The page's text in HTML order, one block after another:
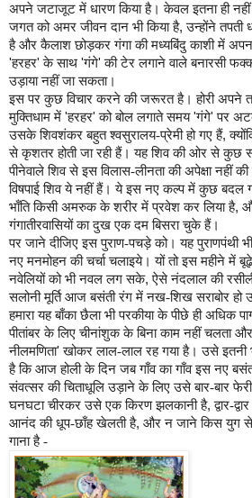
अपने जटाजूट में धारण किया है। केवल इतना ही
जगत को अमर जीवन दान भी किया है,उन्‍होंने तपती
है और कैलाश छोड़कर गंगा की मध्‍यबिंदु काशी में
'हरहर'के साथ 'गंगे'की टेर लगाने वाले बनारसी
उड़ाया नहीं जा सकता।
इस पर कुछ विचार करने की जरूरत है। होरी अपने
मुक्तिधाम में 'हरहर'को बोल लगाते समय'गंगे'पर
उसके शिवशंकर बहुत श्‍वसुरालय-प्रेमी हो गए हैं,
से कृशतर होती जा रही हैं। य‍ह शिव की ओर से कुछ
पीनेवाले शिव से इस विलास-लीनता की अपेक्षा नहीं
विषपाई शिव ये नहीं हैं। ये इस नए कल्‍प में कुछ बदल
भाँति किसी अमरुक के शरीर में प्रवेश कर लिया है,
गंगातीरवासियों का दुख एक दम बिसरा चुके हैं।
पर जाने दीजिए इस पुराण-पचड़े को। यह पुराणपंथी भी
नए मनमोहन की चर्चा चलाइये। यों तो इस म‍हीने में
नवेलियों को भी नवल लग सके,ऐसे नंदलाल की
सलोनी मूर्ति आज बसंती रंग में नख-शिख सराबोर हो
हमारा यह बाँका छैला भी परकीया के पीछे ही अधिक
पीतांबर के लिए चीनांशुक के बिना काम नहीं चलता
नीलमणिता'खोकर लाल-लाल रह गया है। उसे इतनी
है कि आज होली के दिन जब गाँव का गाँव इस नए बसंत
संवत्‍सर की चिताधूलि उड़ाने के लिए उसे बार-बार
घनघटा चीरकर उसे एक किरण झलकानी है,द्वार-
आनंद की धूप-छाँह खेलती है, और न जाने किस युग
गाना है -